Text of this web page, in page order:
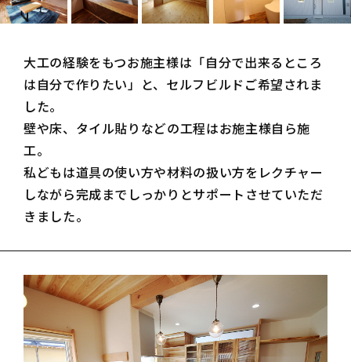
大工の経験をもつお施主様は「自分で出来るところ
は自分で作りたい」と、セルフビルドご希望されま
した。
壁や床、タイル貼りなどの工程はお施主様自ら施
工。
私どもは道具の使い方や材料の扱い方をレクチャー
しながら完成までしっかりとサポートさせていただ
きました。